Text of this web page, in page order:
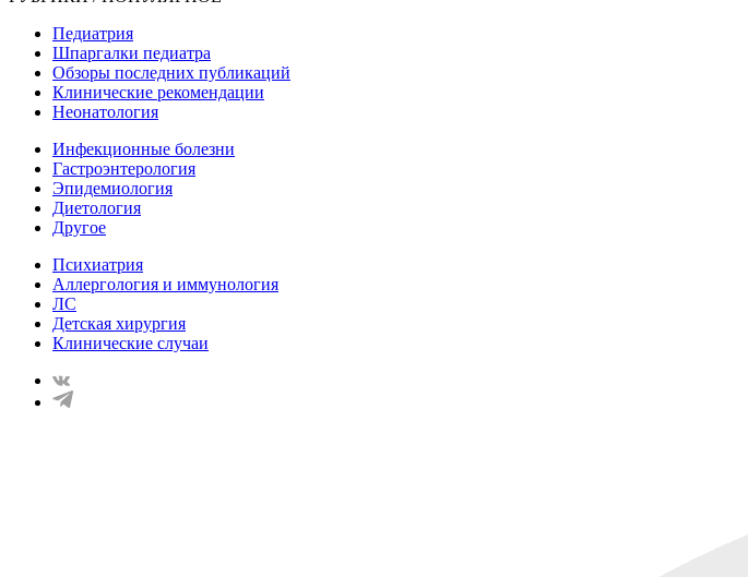
Педиатрия
Шпаргалки педиатра
Обзоры последних публикаций
Клинические рекомендации
Неонатология
Инфекционные болезни
Гастроэнтерология
Эпидемиология
Диетология
Другое
Психиатрия
Аллергология и иммунология
ЛС
Детская хирургия
Клинические случаи